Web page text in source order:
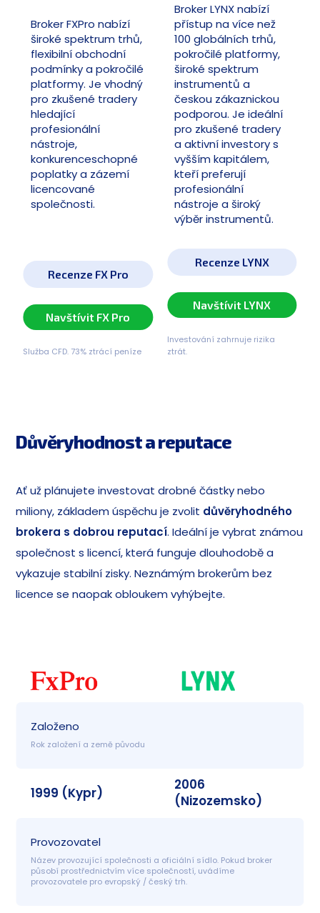
Broker FXPro nabízí
široké spektrum trhů,
flexibilní obchodní
podmínky a pokročilé
platformy. Je vhodný
pro zkušené tradery
hledající
profesionální
nástroje,
konkurenceschopné
poplatky a zázemí
licencované
společnosti.
Broker LYNX nabízí
přístup na více než
100 globálních trhů,
pokročilé platformy,
široké spektrum
instrumentů a
českou zákaznickou
podporou. Je ideální
pro zkušené tradery
a aktivní investory s
vyšším kapitálem,
kteří preferují
profesionální
nástroje a široký
výběr instrumentů.
Recenze FX Pro
Navštívit FX Pro
Služba CFD. 73% ztrácí peníze
Recenze LYNX
Navštívit LYNX
Investování zahrnuje rizika
ztrát.
Důvěryhodnost a reputace
Ať už plánujete investovat drobné částky nebo
miliony, základem úspěchu je zvolit důvěryhodného
brokera s dobrou reputací. Ideální je vybrat známou
společnost s licencí, která funguje dlouhodobě a
vykazuje stabilní zisky. Neznámým brokerům bez
licence se naopak obloukem vyhýbejte.
Založeno
Rok založení a země původu
1999 (Kypr)
2006
(Nizozemsko)
Provozovatel
Název provozující společnosti a oficiální sídlo. Pokud broker
působí prostřednictvím více společností, uvádíme
provozovatele pro evropský / český trh.